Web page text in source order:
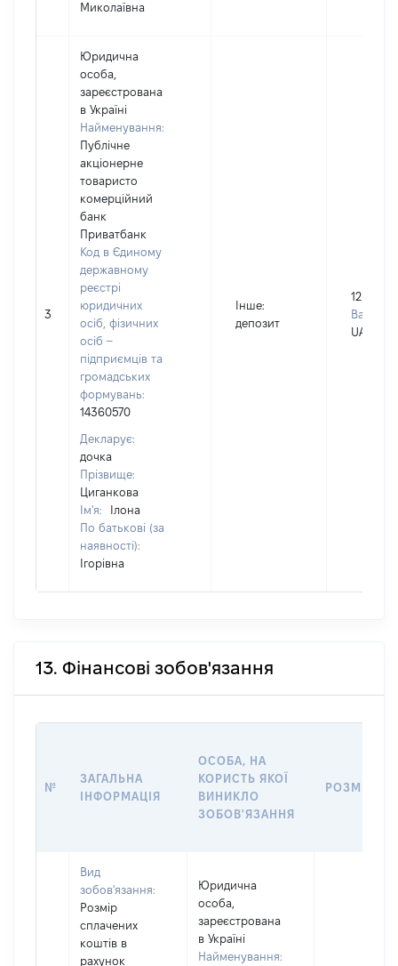
Миколаївна
3
Юридична
особа,
зареєстрована
в Україні
Найменування:
Публічне
акціонерне
товаристо
комерційний
банк
Приватбанк
Код в Єдиному
державному
реєстрі
юридичних
осіб, фізичних
осіб –
підприємців та
громадських
формувань:
14360570
Декларує:
дочка
Прізвище:
Циганкова
Ім'я:
Ілона
По батькові (за
наявності):
Ігорівна
Інше:
депозит
12
Валюта:
UAH
13. Фінансові зобов'язання
№
ЗАГАЛЬНА
ІНФОРМАЦІЯ
ОСОБА, НА
КОРИСТЬ ЯКОЇ
ВИНИКЛО
ЗОБОВ'ЯЗАННЯ
РОЗМІР
Вид
зобов'язання:
Розмір
сплачених
коштів в
рахунок
Юридична
особа,
зареєстрована
в Україні
Найменування: